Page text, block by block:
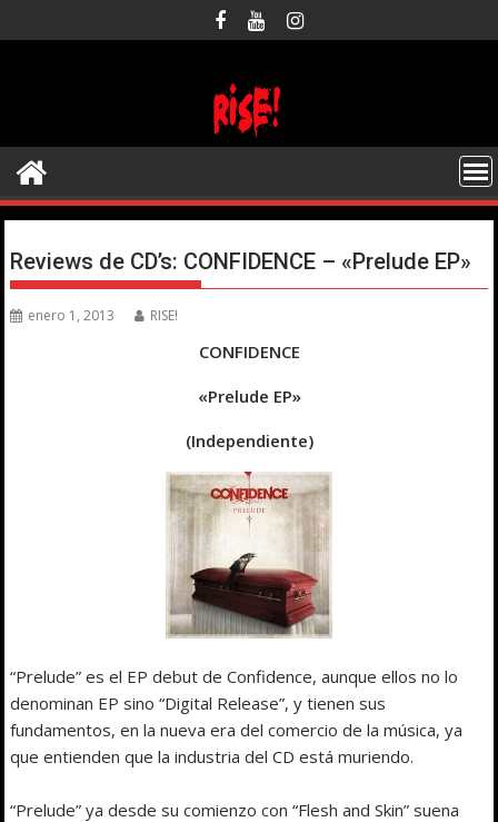
al
Reviews de CD’s: CONFIDENCE – «Prelude EP»
enero 1, 2013 RISE!
CONFIDENCE
«Prelude EP»
(Independiente)
“Prelude” es el EP debut de Confidence, aunque ellos no lo
denominan EP sino “Digital Release”, y tienen sus
fundamentos, en la nueva era del comercio de la música, ya
que entienden que la industria del CD está muriendo.
“Prelude” ya desde su comienzo con “Flesh and Skin” suena